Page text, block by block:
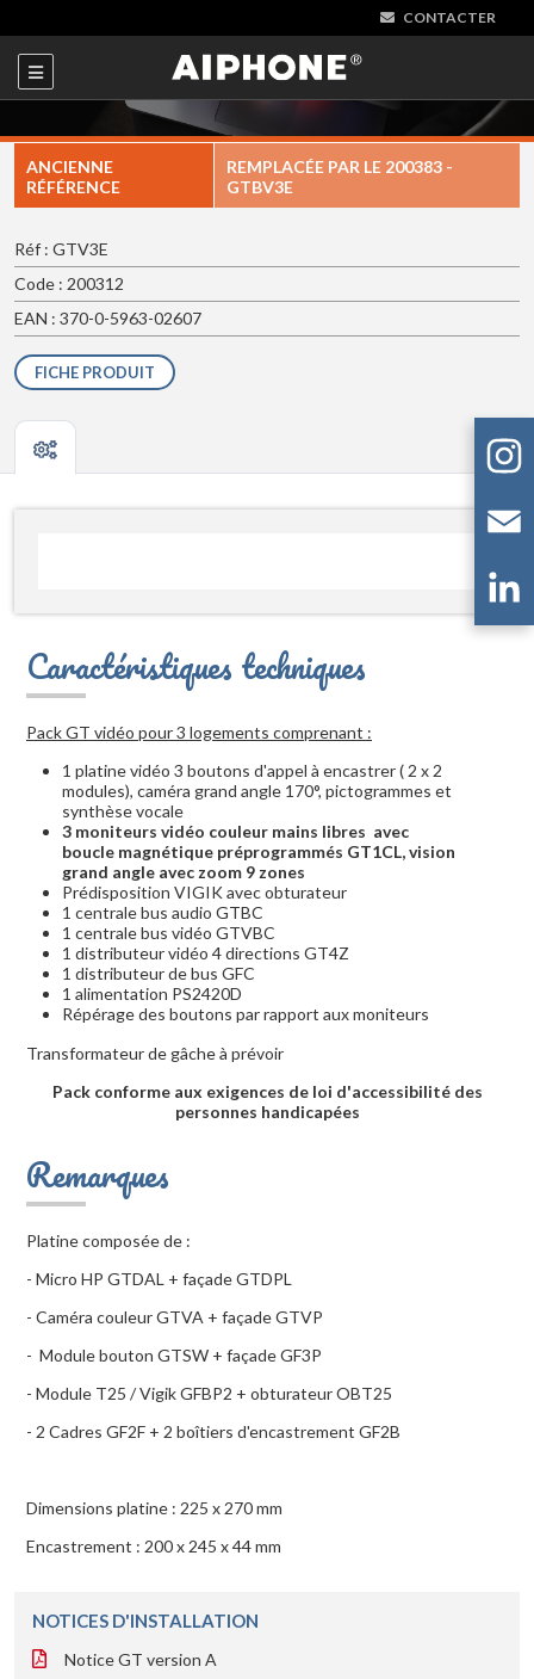
CONTACTER
ANCIENNE
RÉFÉRENCE
REMPLACÉE PAR LE 200383 -
GTBV3E
Réf : GTV3E
Code : 200312
EAN : 370-0-5963-02607
FICHE PRODUIT
Caractéristiques techniques
Pack GT vidéo pour 3 logements comprenant :
1 platine vidéo 3 boutons d'appel à encastrer ( 2 x 2
modules), caméra grand angle 170°, pictogrammes et
synthèse vocale
3 moniteurs vidéo couleur mains libres avec
boucle magnétique préprogrammés GT1CL, vision
grand angle avec zoom 9 zones
Prédisposition VIGIK avec obturateur
1 centrale bus audio GTBC
1 centrale bus vidéo GTVBC
1 distributeur vidéo 4 directions GT4Z
1 distributeur de bus GFC
1 alimentation PS2420D
Répérage des boutons par rapport aux moniteurs
Transformateur de gâche à prévoir
Pack conforme aux exigences de loi d'accessibilité des
personnes handicapées
Remarques
Platine composée de :
- Micro HP GTDAL + façade GTDPL
- Caméra couleur GTVA + façade GTVP
- Module bouton GTSW + façade GF3P
- Module T25 / Vigik GFBP2 + obturateur OBT25
- 2 Cadres GF2F + 2 boîtiers d'encastrement GF2B
Dimensions platine : 225 x 270 mm
Encastrement : 200 x 245 x 44 mm
NOTICES D'INSTALLATION
Notice GT version A